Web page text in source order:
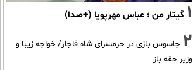
1 گیتار من ؛ عباس مهرپویا (+صدا)
2 جاسوس بازی در حرمسرای شاه قاجار/ خواجه زیبا و
وزیر حقه باز